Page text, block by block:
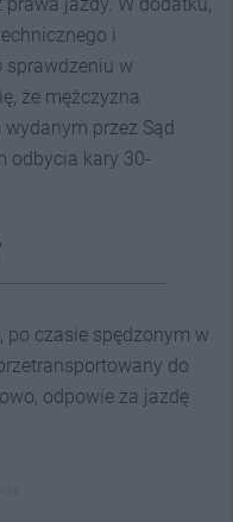
i
sprawdzeniu w
że mężczyzna
przez Sąd
odbycia kary 30-
czasie spędzonym w
do
odpowie za jazdę